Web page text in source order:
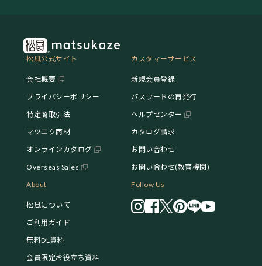
松風公式サイト
会社概要
プライバシーポリシー
特定商取引法
マツエク商材
オンラインカタログ
Overseas Sales
カスタマーサービス
新規会員登録
パスワードの再発行
ヘルプセンター
カタログ請求
お問い合わせ
お問い合わせ(教育機関)
About
松風について
ご利用ガイド
無料DL資料
会員限定お役立ち資料
Follow Us